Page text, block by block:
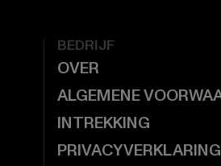
BEDRIJF
OVER
ALGEMENE
INTREKKING
PRIVACYVERKLARING